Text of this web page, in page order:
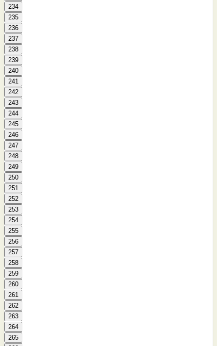
234
235
236
237
238
239
240
241
242
243
244
245
246
247
248
249
250
251
252
253
254
255
256
257
258
259
260
261
262
263
264
265